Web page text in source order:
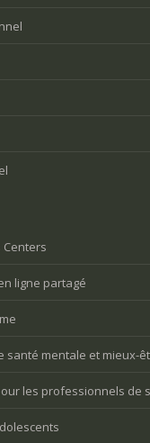
Centers
ligne partagé
santé mentale et mieux-
les professionnels de